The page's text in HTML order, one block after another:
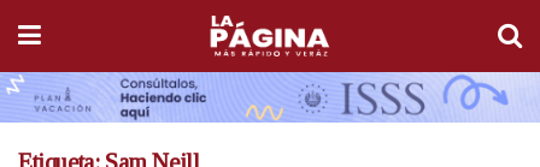
Etiqueta: Sam Neill